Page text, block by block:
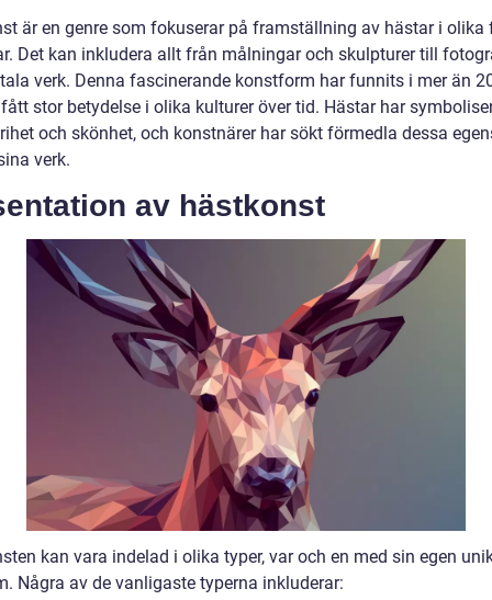
är en genre som fokuserar på framställning av hästar i olika
Det kan inkludera allt från målningar och skulpturer till
verk. Denna fascinerande konstform har funnits i mer än
stor betydelse i olika kulturer över tid. Hästar har
och skönhet, och konstnärer har sökt förmedla dessa
verk.
av hästkonst
kan vara indelad i olika typer, var och en med sin egen
Några av de vanligaste typerna inkluderar: